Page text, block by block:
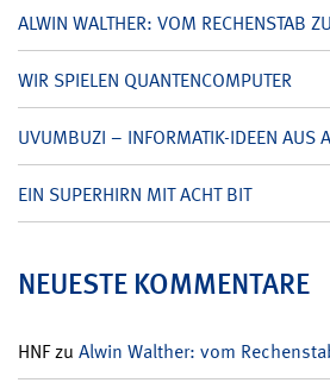
ALWIN WALTHER: VOM RECHENSTAB
WIR SPIELEN QUANTENCOMPUTER
UVUMBUZI – INFORMATIK-IDEEN AUS
EIN SUPERHIRN MIT ACHT BIT
NEUESTE KOMMENTARE
HNFzu Alwin Walther: vom